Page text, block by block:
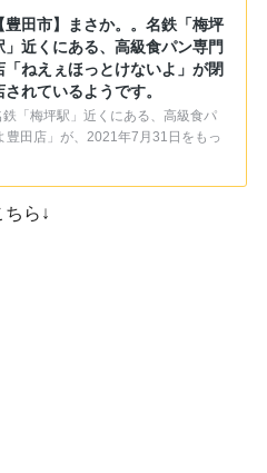
豊田市】まさか。。名鉄「梅坪
」近くにある、高級食パン専門
「ねえぇほっとけないよ」が閉
されているようです。
鉄「梅坪駅」近くにある、高級食パ
豊田店」が、2021年7月31日をもっ
ちら↓